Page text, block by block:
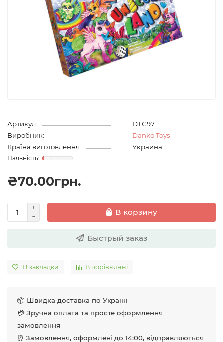
Артикул:
DTG97
Виробник:
Danko Toys
Країна виготовлення:
Украина
₴70.00грн.
В корзину
Быстрый заказ
В закладки В порівнянні
📦 Швидка доставка по Україні
💳 Зручна оплата та просте оформлення
замовлення
⏰ Замовлення, оформлені до 14:00, відправляються